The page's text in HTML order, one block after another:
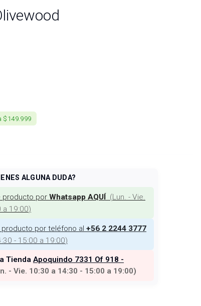
$149.999
ALGUNA DUDA?
producto por Whatsapp AQUÍ (Lun. - Vie.
a 19:00)
por teléfono al +56 2 2244 3777
- 15:00 a 19:00)
Tienda Apoquindo 7331 Of 918 -
- Vie. 10:30 a 14:30 - 15:00 a 19:00)